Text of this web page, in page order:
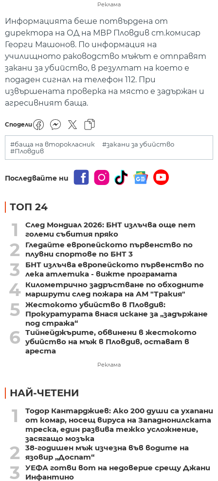
Реклама
Информацията беше потвърдена от
директора на ОД на МВР Пловдив ст.комисар
Георги Машонов. По информация на
училищното раководство мъжът е отправят
закани за убийство, в резултат на което е
подаден сигнал на телефон 112. При
извършената проверка на място е задържан и
агресивният баща.
Сподели
#баща на второкласник
#закани за убийство
#Пловдив
Последвайте ни
ТОП 24
1
След Мондиал 2026: БНТ излъчва още пет
големи събития пряко
2
Гледайте европейското първенство по
плувни спортове по БНТ 3
3
БНТ излъчва европейското първенство по
лека атлетика - вижте програмата
4 Километрично задръстване по обходните
маршрути след пожара на АМ "Тракия"
5 Жестокото убийство в Пловдив:
Прокуратурата внася искане за „задържане
под стража“
6 Тийнейджърите, обвинени в жестокото
убийство на мъж в Пловдив, остават в
ареста
Реклама
НАЙ-ЧЕТЕНИ
1
Тодор Кантарджиев: Ако 200 души са ухапани
от комар, носещ вируса на Западнонилската
треска, един развива тежко усложнение,
засягащо мозъка
2
38-годишен мъж изчезна във водите на
язовир „Доспат“
3
УЕФА готви вот на недоверие срещу Джани
Инфантино